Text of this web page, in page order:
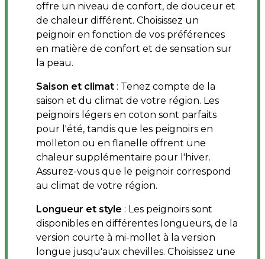
offre un niveau de confort, de douceur et
de chaleur différent. Choisissez un
peignoir en fonction de vos préférences
en matière de confort et de sensation sur
la peau.
Saison et climat : Tenez compte de la
saison et du climat de votre région. Les
peignoirs légers en coton sont parfaits
pour l'été, tandis que les peignoirs en
molleton ou en flanelle offrent une
chaleur supplémentaire pour l'hiver.
Assurez-vous que le peignoir correspond
au climat de votre région.
Longueur et style : Les peignoirs sont
disponibles en différentes longueurs, de la
version courte à mi-mollet à la version
longue jusqu'aux chevilles. Choisissez une